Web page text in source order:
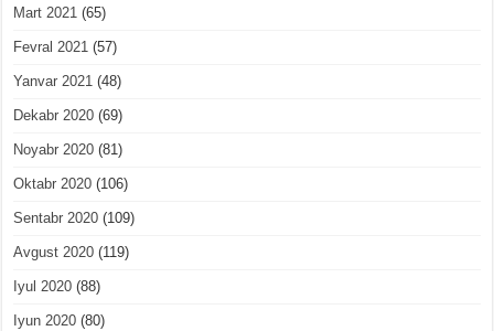
Mart 2021 (65)
Fevral 2021 (57)
Yanvar 2021 (48)
Dekabr 2020 (69)
Noyabr 2020 (81)
Oktabr 2020 (106)
Sentabr 2020 (109)
Avgust 2020 (119)
Iyul 2020 (88)
Iyun 2020 (80)